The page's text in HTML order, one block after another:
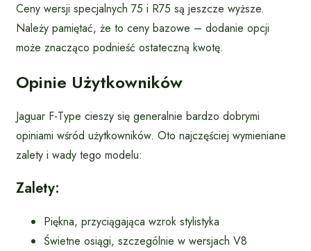
Ceny wersji specjalnych 75 i R75 są jeszcze wyższe.
Należy pamiętać, że to ceny bazowe – dodanie opcji
może znacząco podnieść ostateczną kwotę.
Opinie Użytkowników
Jaguar F-Type cieszy się generalnie bardzo dobrymi
opiniami wśród użytkowników. Oto najczęściej wymieniane
zalety i wady tego modelu:
Zalety:
Piękna, przyciągająca wzrok stylistyka
Świetne osiągi, szczególnie w wersjach V8